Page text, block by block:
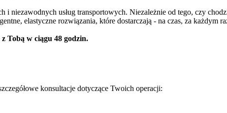
i niezawodnych usług transportowych. Niezależnie od tego, czy
elastyczne rozwiązania, które dostarczają - na czas, za każdym
Tobą w ciągu 48 godzin.
konsultacje dotyczące Twoich operacji: